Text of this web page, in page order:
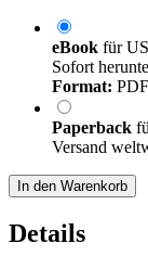
eBook für
Sofort
Format:
Paperback
Versand
In den Warenkorb
Details